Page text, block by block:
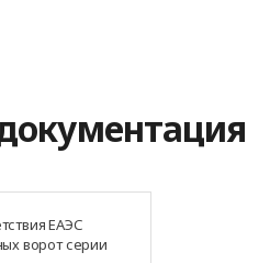
ЕАЭС
ворот серии